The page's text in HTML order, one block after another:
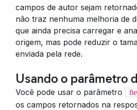
campos de autor sejam
não traz nenhuma melhoria de
que ainda precisa carregar e
origem, mas pode reduzir o
enviada pela rede.
Usando o parâmetro
Você pode usar o parâmetro
os campos retornados na